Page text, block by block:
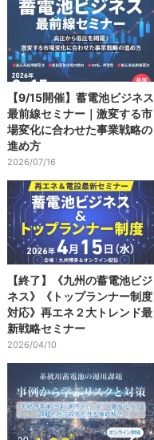
【9/15開催】蓄電池ビジネス
最前線セミナー｜激変する市
場変化に合わせた事業戦略の
進め方
2026/07/16
【終了】《九州の蓄電池ビジ
ネス》《トップランナー制度
対応》再エネ２大トレンド最
新戦略セミナー
2026/04/10